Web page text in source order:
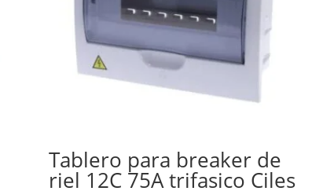
Tablero para breaker de
riel 12C 75A trifasico Ciles